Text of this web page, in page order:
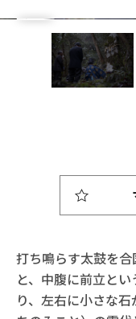
打ち鳴らす太鼓を
と、中腹に前立と
り、左右に小さな